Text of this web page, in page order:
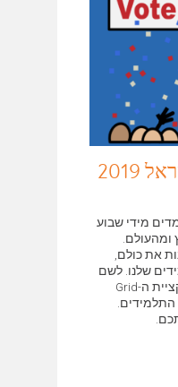
מידי שבוע
את כולם,
שלנו. לשם
כך, אנו מכינים לוח באפליקציית ה-Grid